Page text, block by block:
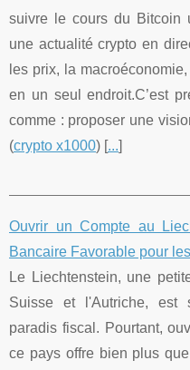
suivre le cours du Bitcoin
une actualité crypto en
les prix, la
en un seul endroit.C’est
comme : proposer une
(crypto x1000) [...]
Ouvrir un Compte au
Bancaire Favorable pour
Le Liechtenstein, une
Suisse et l'Autriche, est
paradis fiscal. Pourtant,
ce pays offre bien plus